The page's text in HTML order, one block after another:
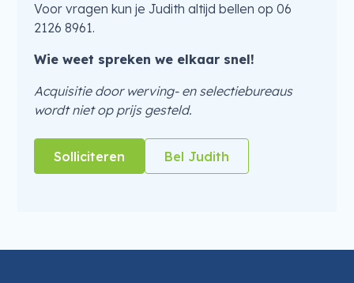
Voor vragen kun je Judith altijd bellen op 06
2126 8961.
Wie weet spreken we elkaar snel!
Acquisitie door werving- en selectiebureaus
wordt niet op prijs gesteld.
Solliciteren Bel Judith